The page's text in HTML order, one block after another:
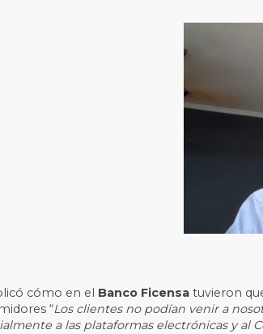
cómo en el Banco Ficensa tuvieron
“Los clientes no podían venir a
a las plataformas electrónicas y